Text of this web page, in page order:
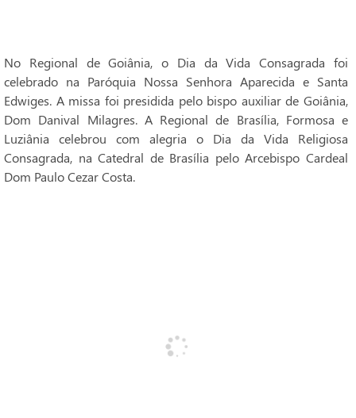
No Regional de Goiânia, o Dia da Vida Consagrada foi
celebrado na Paróquia Nossa Senhora Aparecida e Santa
Edwiges. A missa foi presidida pelo bispo auxiliar de Goiânia,
Dom Danival Milagres. A Regional de Brasília, Formosa e
Luziânia celebrou com alegria o Dia da Vida Religiosa
Consagrada, na Catedral de Brasília pelo Arcebispo Cardeal
Dom Paulo Cezar Costa.